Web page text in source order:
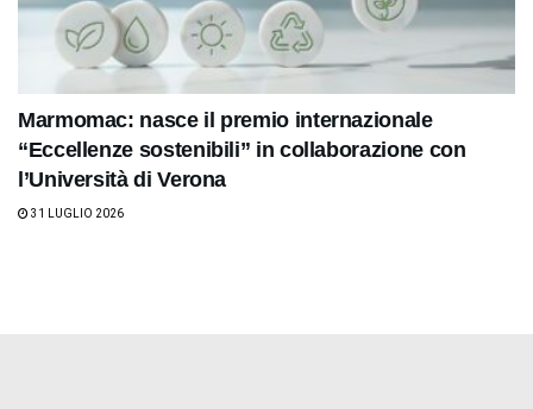
Marmomac: nasce il premio internazionale
“Eccellenze sostenibili” in collaborazione con
l’Università di Verona
31 LUGLIO 2026